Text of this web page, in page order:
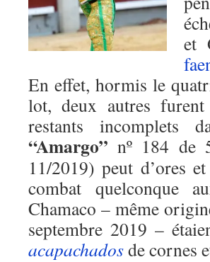
et
En effet, hormis le
lot, deux autres
restants incomplets
“Amargo” nº 184 de
11/2019) peut d’ores
combat quelconque
Chamaco – même
septembre 2019 –
acapachadosde cornes